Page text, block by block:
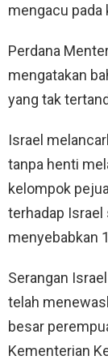
mengacu
Perdana
mengatakan
yang tak
Israel
tanpa henti
kelompok
terhadap Israel
menyebabkan
Serangan
telah
besar
Kementerian